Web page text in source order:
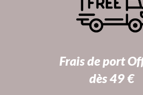
Frais de port
dès 49 €